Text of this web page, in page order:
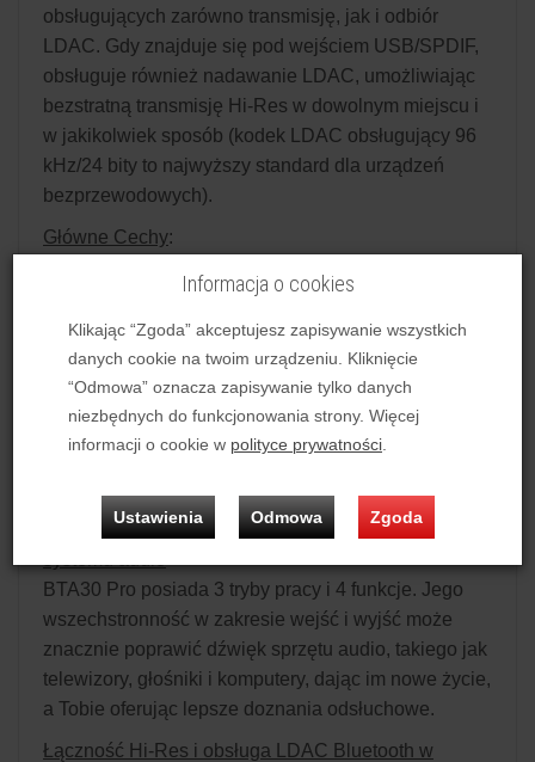
obsługujących zarówno transmisję, jak i odbiór
LDAC. Gdy znajduje się pod wejściem USB/SPDIF,
obsługuje również nadawanie LDAC, umożliwiając
bezstratną transmisję Hi-Res w dowolnym miejscu i
w jakikolwiek sposób (kodek LDAC obsługujący 96
kHz/24 bity to najwyższy standard dla urządzeń
bezprzewodowych).
Główne Cechy:
Nadawanie i odbiór LDAC
Układ odbiornika XMOS
Obsługa do 384k/DSD256
Możliwość upsamplingu DSP
Qualcomm CSR8675
Wskaźnik RGB
Wszechstronne centrum Twojego domowego
BTA30 Pro posiada 3 tryby pracy i 4 funkcje. Jego
wszechstronność w zakresie wejść i wyjść może
znacznie poprawić dźwięk sprzętu audio, takiego jak
telewizory, głośniki i komputery, dając im nowe życie,
a Tobie oferując lepsze doznania odsłuchowe.
Łączność Hi-Res i obsługa LDAC Bluetooth w
Informacja o cookies
Klikając “Zgoda” akceptujesz zapisywanie wszystkich
danych cookie na twoim urządzeniu. Kliknięcie
“Odmowa” oznacza zapisywanie tylko danych
niezbędnych do funkcjonowania strony. Więcej
informacji o cookie w polityce prywatności.
Ustawienia Odmowa Zgoda